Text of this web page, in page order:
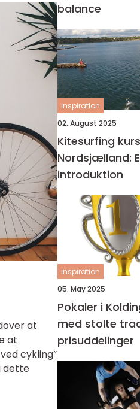
at
at
cykling”
dette
balance
inspiration
02. August 2025
Kitesurfing
Nordsjælland:
introduktion
inspiration
05. May 2025
Pokaler i
med stolte
prisuddelinger